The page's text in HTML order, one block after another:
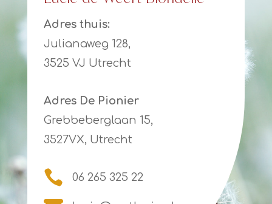
Adres thuis:
Julianaweg 128,
3525 VJ Utrecht
Adres De Pionier
Grebbeberglaan 15,
3527VX, Utrecht
 06 265 325 22